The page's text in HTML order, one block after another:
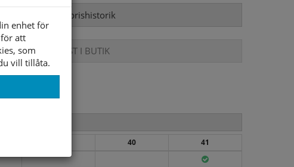
Visa prishistorik
ENDAST I BUTIK
40
41
enhet för
att
som
vill tillåta.